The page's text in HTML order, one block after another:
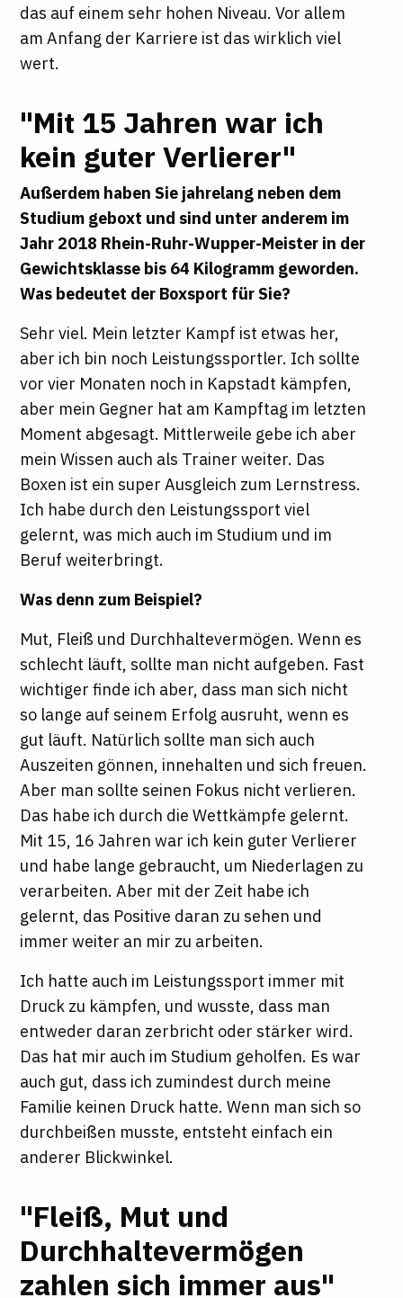
das auf einem sehr hohen Niveau. Vor allem
am Anfang der Karriere ist das wirklich viel
wert.
"Mit 15 Jahren war ich
kein guter Verlierer"
Außerdem haben Sie jahrelang neben dem
Studium geboxt und sind unter anderem im
Jahr 2018 Rhein-Ruhr-Wupper-Meister in der
Gewichtsklasse bis 64 Kilogramm geworden.
Was bedeutet der Boxsport für Sie?
Sehr viel. Mein letzter Kampf ist etwas her,
aber ich bin noch Leistungssportler. Ich sollte
vor vier Monaten noch in Kapstadt kämpfen,
aber mein Gegner hat am Kampftag im letzten
Moment abgesagt. Mittlerweile gebe ich aber
mein Wissen auch als Trainer weiter. Das
Boxen ist ein super Ausgleich zum Lernstress.
Ich habe durch den Leistungssport viel
gelernt, was mich auch im Studium und im
Beruf weiterbringt.
Was denn zum Beispiel?
Mut, Fleiß und Durchhaltevermögen. Wenn es
schlecht läuft, sollte man nicht aufgeben. Fast
wichtiger finde ich aber, dass man sich nicht
so lange auf seinem Erfolg ausruht, wenn es
gut läuft. Natürlich sollte man sich auch
Auszeiten gönnen, innehalten und sich freuen.
Aber man sollte seinen Fokus nicht verlieren.
Das habe ich durch die Wettkämpfe gelernt.
Mit 15, 16 Jahren war ich kein guter Verlierer
und habe lange gebraucht, um Niederlagen zu
verarbeiten. Aber mit der Zeit habe ich
gelernt, das Positive daran zu sehen und
immer weiter an mir zu arbeiten.
Ich hatte auch im Leistungssport immer mit
Druck zu kämpfen, und wusste, dass man
entweder daran zerbricht oder stärker wird.
Das hat mir auch im Studium geholfen. Es war
auch gut, dass ich zumindest durch meine
Familie keinen Druck hatte. Wenn man sich so
durchbeißen musste, entsteht einfach ein
anderer Blickwinkel.
"Fleiß, Mut und
Durchhaltevermögen
zahlen sich immer aus"